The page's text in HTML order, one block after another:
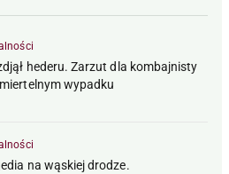
hederu. Zarzut dla kombajnisty
wypadku
na wąskiej drodze.